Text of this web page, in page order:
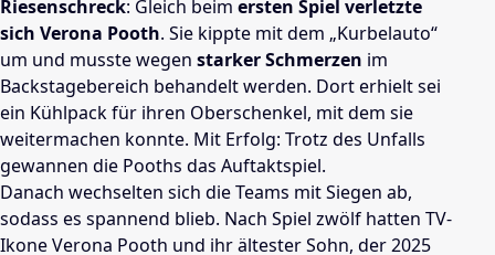
Riesenschreck: Gleich beim ersten Spiel verletzte
sich Verona Pooth. Sie kippte mit dem „Kurbelauto“
um und musste wegen starker Schmerzen im
Backstagebereich behandelt werden. Dort erhielt sei
ein Kühlpack für ihren Oberschenkel, mit dem sie
weitermachen konnte. Mit Erfolg: Trotz des Unfalls
gewannen die Pooths das Auftaktspiel.
Danach wechselten sich die Teams mit Siegen ab,
sodass es spannend blieb. Nach Spiel zwölf hatten TV-
Ikone Verona Pooth und ihr ältester Sohn, der 2025